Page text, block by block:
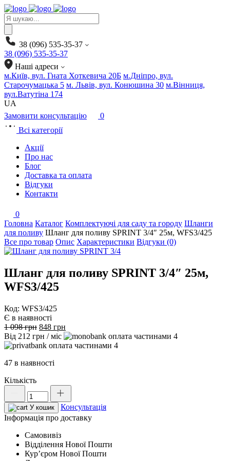
Products
search
38 (096) 535-35-37
38 (096) 535-35-37
Наші адреси
м.Київ, вул. Гната Хоткевича 20Б м.Дніпро, вул.
Старочумацька 5 м. Львів, вул. Конюшина 30 м.Вінниця,
вул.Ватутіна 174
UA
Замовити консультацію
0
Всі категорії
Акції
Про нас
Блог
Доставка та оплата
Відгуки
Контакти
0
Головна Каталог Комплектуючі для саду та городу Шланги
для поливу Шланг для поливу SPRINT 3/4″ 25м, WFS3/425
Все про товар Опис Характеристики Відгуки (0)
Шланг для поливу SPRINT 3/4″ 25м,
WFS3/425
Код: WFS3/425
Є в наявності
1 098грн Оригінальна
ціна:
1
848 грн
ціна:
848 грн.
Від 212 грн / міс
4
4
47 в наявності
Кількість
Шланг
для
поливу
SPRINT
25м,
WFS3/425
кількість
У кошик
Консультація
Інформація про доставку
Самовивіз
Відділення Нової Пошти
Курʼєром Нової Пошти